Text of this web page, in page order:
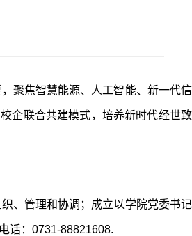
聚焦智慧能源、人工智能、新一代信
企联合共建模式，培养新时代经世致
、管理和协调；成立以学院党委书记
话：0731-88821608.